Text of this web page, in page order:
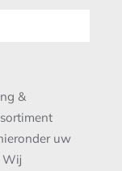
&
uw
Wij